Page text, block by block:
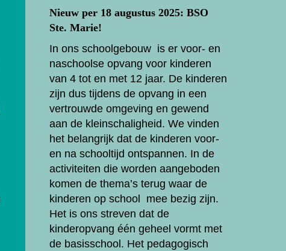
Nieuw per 18 augustus 2025: BSO
Ste. Marie!
In ons schoolgebouw is er voor- en
naschoolse opvang voor kinderen
van 4 tot en met 12 jaar. De kinderen
zijn dus tijdens de opvang in een
vertrouwde omgeving en gewend
aan de kleinschaligheid. We vinden
het belangrijk dat de kinderen voor-
en na schooltijd ontspannen. In de
activiteiten die worden aangeboden
komen de thema’s terug waar de
kinderen op school mee bezig zijn.
Het is ons streven dat de
kinderopvang één geheel vormt met
de basisschool. Het pedagogisch